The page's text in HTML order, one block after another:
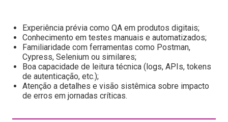
Experiência prévia como QA em produtos digitais;
Conhecimento em testes manuais e automatizados;
Familiaridade com ferramentas como Postman,
Cypress, Selenium ou similares;
Boa capacidade de leitura técnica (logs, APIs, tokens
de autenticação, etc.);
Atenção a detalhes e visão sistêmica sobre impacto
de erros em jornadas críticas.